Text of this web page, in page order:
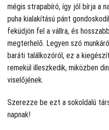
mégis strapabíró, így jól bírja a
puha kialakítású pánt
feküdjön fel a vállra, és
megterhelő. Legyen szó
baráti találkozóról, ez a
remekül illeszkedik, miközben
viselőjének.
Szerezze be ezt a sokoldalú
napnak!